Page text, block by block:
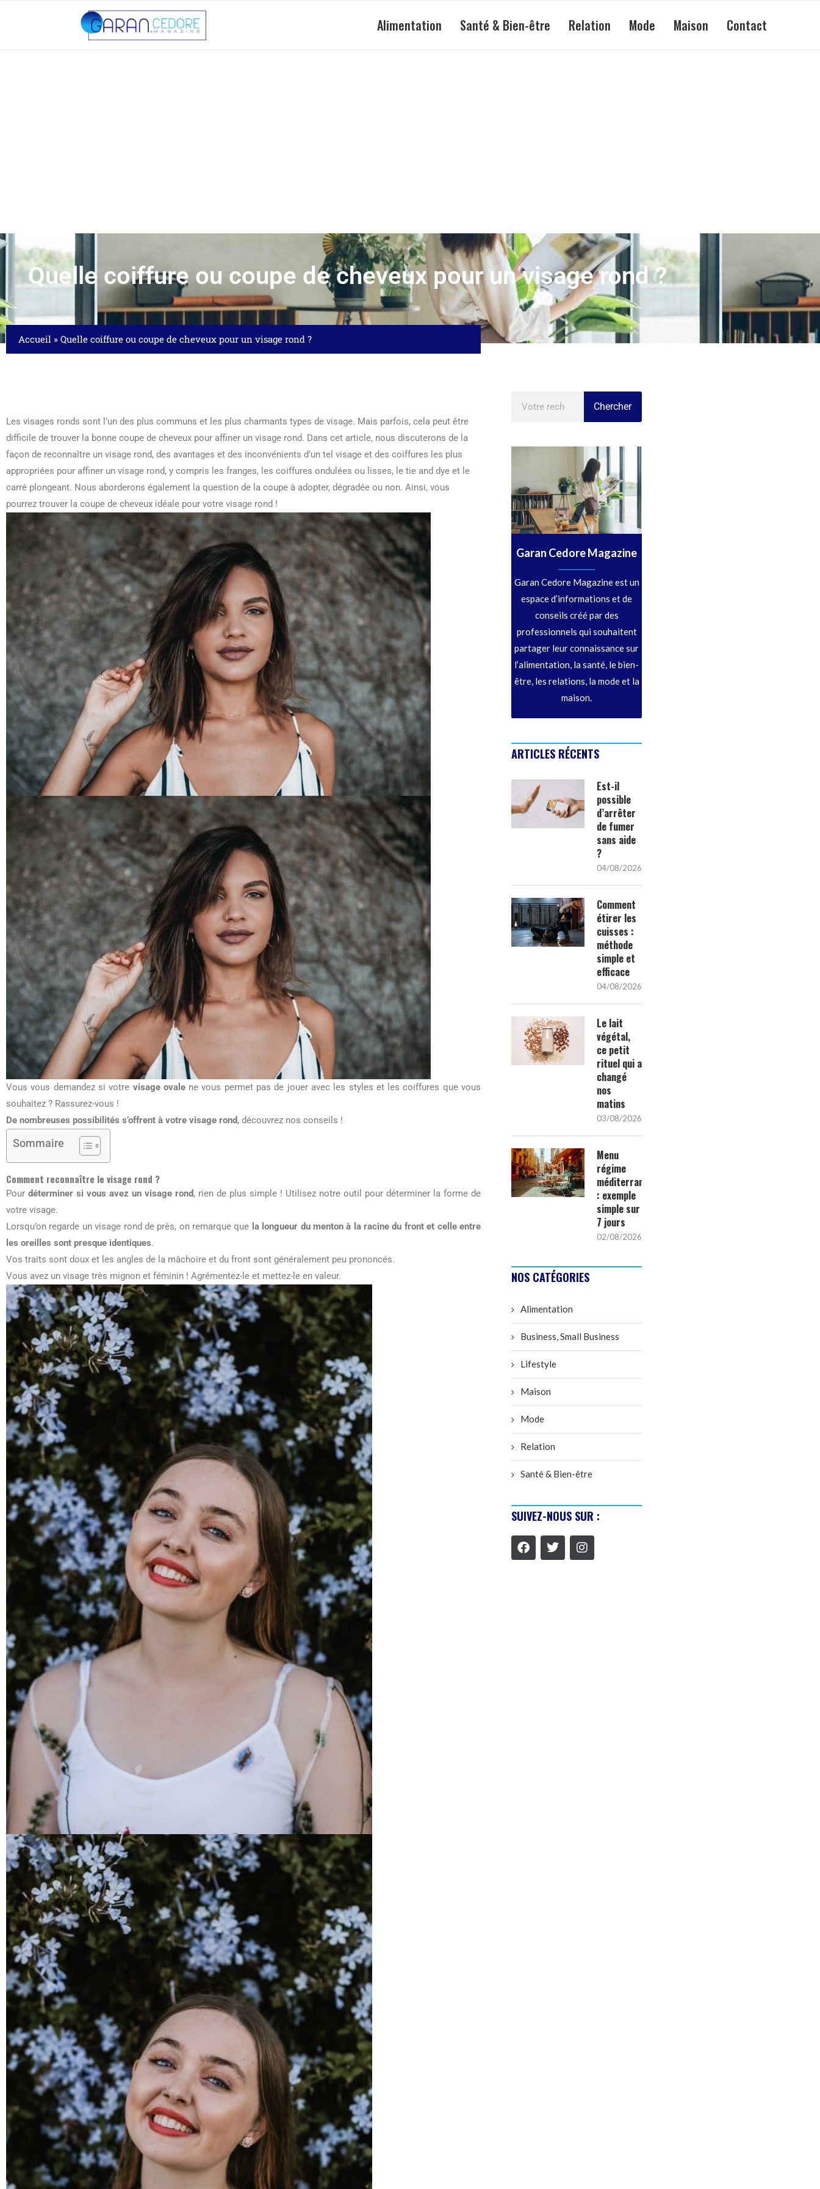
Alimentation Santé & Bien-être Relation Mode Maison Contact
Quelle coiffure ou coupe de cheveux pour un visage rond ?
Accueil » Quelle coiffure ou coupe de cheveux pour un visage rond ?
Les visages ronds sont l’un des plus communs et les plus charmants types de visage. Mais parfois, cela peut être
difficile de trouver la bonne coupe de cheveux pour affiner un visage rond. Dans cet article, nous discuterons de la
façon de reconnaître un visage rond, des avantages et des inconvénients d’un tel visage et des coiffures les plus
appropriées pour affiner un visage rond, y compris les franges, les coiffures ondulées ou lisses, le tie and dye et le
carré plongeant. Nous aborderons également la question de la coupe à adopter, dégradée ou non. Ainsi, vous
pourrez trouver la coupe de cheveux idéale pour votre visage rond !
Vous vous demandez si votre visage ovalene vous permet pas de jouer avec les styles et les coiffures que vous
souhaitez ? Rassurez-vous !
De nombreuses possibilités s’offrent à votre visage rond, découvrez nos conseils !
Sommaire
Comment reconnaître le visage rond ?
Pour déterminer si vous avez un visage rond, rien de plus simple ! Utilisez notre outil pour déterminer la forme de
votre visage.
Lorsqu’on regarde un visage rond de près, on remarque que la longueur du menton à la racine du front et celle entre
les oreilles sont presque identiques.
Vos traits sont doux et les angles de la mâchoire et du front sont généralement peu prononcés.
Vous avez un visage très mignon et féminin ! Agrémentez-le et mettez-le en valeur.
Chercher
Garan Cedore Magazine
Garan Cedore Magazine est un
espace d’informations et de
conseils créé par des
professionnels qui souhaitent
partager leur connaissance sur
l’alimentation, la santé, le bien-
être, les relations, la mode et la
maison.
ARTICLES RÉCENTS
Est-il
possible
d’arrêter
de fumer
sans aide
?
04/08/2026
Comment
étirer les
cuisses :
méthode
simple et
efficace
04/08/2026
Le lait
végétal,
ce petit
rituel qui a
changé
nos
matins
03/08/2026
Menu
régime
méditerranéen
: exemple
simple sur
7 jours
02/08/2026
NOS CATÉGORIES
Alimentation
Business, Small Business
Lifestyle
Maison
Mode
Relation
Santé & Bien-être
SUIVEZ-NOUS SUR :